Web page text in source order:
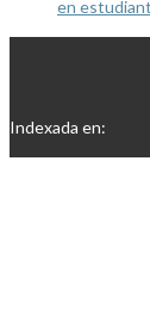
en
Indexada en: